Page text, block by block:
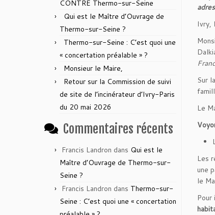
CONTRE Thermo-sur-Seine
Qui est le Maître d’Ouvrage de
Thermo-sur-Seine ?
Thermo-sur-Seine : C’est quoi une
« concertation préalable » ?
Monsieur le Maire,
Retour sur la Commission de suivi
de site de l’incinérateur d’Ivry-Paris
du 20 mai 2026
Commentaires récents
Francis Landron dans Qui est le
Maître d’Ouvrage de Thermo-sur-
Seine ?
Francis Landron dans Thermo-sur-
Seine : C’est quoi une « concertation
Ivry,
Sur
Le
Les
une
le